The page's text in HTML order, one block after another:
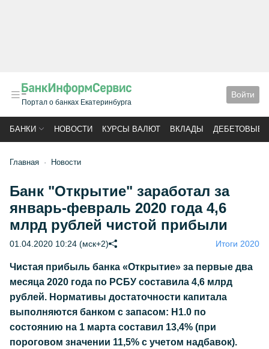
Портал о банках Екатеринбурга
Войти
БАНКИ НОВОСТИ КУРСЫ ВАЛЮТ ВКЛАДЫ ДЕБЕТОВЫЕ
Главная Новости
Банк "Открытие" заработал за
январь-февраль 2020 года 4,6
млрд рублей чистой прибыли
01.04.2020 10:24 (мск+2) Итоги 2020
Чистая прибыль банка «Открытие» за первые два
месяца 2020 года по РСБУ составила 4,6 млрд
рублей. Нормативы достаточности капитала
выполняются банком с запасом: Н1.0 по
состоянию на 1 марта составил 13,4% (при
пороговом значении 11,5% с учетом надбавок).